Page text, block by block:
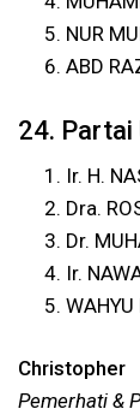
NUR
ABD
24. Partai
Ir. H.
Dra.
Dr.
Ir.
WAHYU
Christopher
Pemerhati &